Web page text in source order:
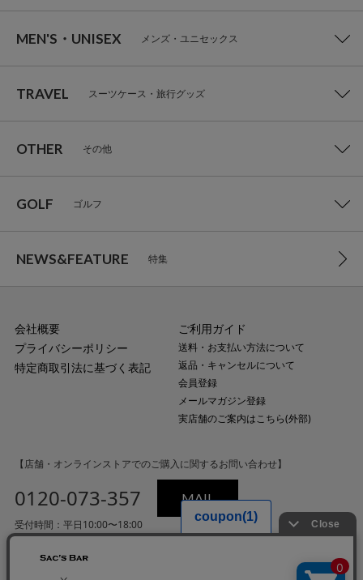
MEN'S・UNISEX メンズ・ユニセックス
TRAVEL スーツケース・旅行グッズ
OTHER その他
GOLF ゴルフ
NEWS&FEATURE 特集
会社概要
プライバシーポリシー
特定商取引法に基づく表記
ご利用ガイド
送料・お支払い方法について
返品・キャンセルについて
会員登録
メールマガジン登録
実店舗のご案内はこちら(外部)
【店舗・オンラインストアでのご購入に関するお問い合わせ】
0120-073-357 MAIL
受付時間：平日10:00〜18:00
（土・日・祝日・年末年始を除く）